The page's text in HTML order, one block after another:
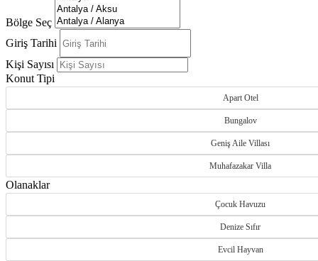
Bölge Seç
Giriş Tarihi
Kişi Sayısı
Konut Tipi
Apart Otel
Bungalov
Geniş Aile Villası
Muhafazakar Villa
Olanaklar
Çocuk Havuzu
Denize Sıfır
Evcil Hayvan